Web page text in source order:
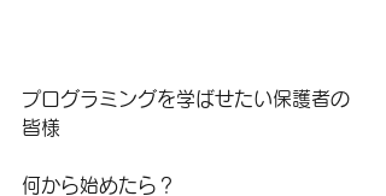
プログラミングを学ばせたい保護者の
皆様
何から始めたら？